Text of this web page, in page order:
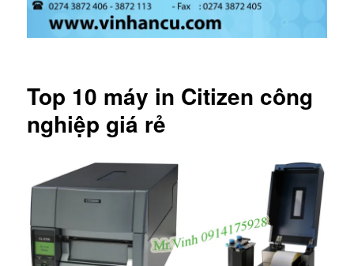
Top 10 máy in Citizen công
nghiệp giá rẻ